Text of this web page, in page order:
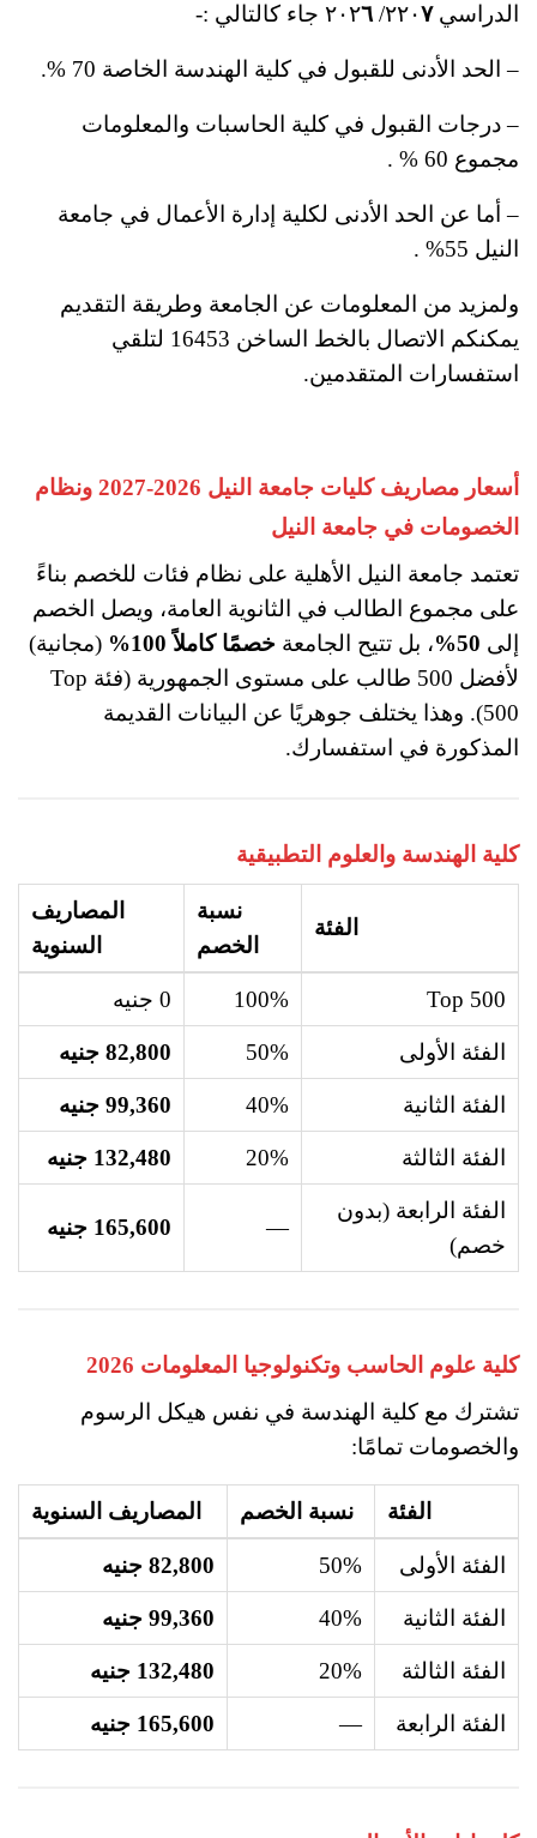
الدراسي ٢٢٠٧ / ٢٠٢ ٦ جاء كالتالي :-
– الحد الأدنى للقبول في كلية الهندسة الخاصة 70 %؜.
– درجات القبول في كلية الحاسبات والمعلومات
مجموع 60 %؜ .
– أما عن الحد الأدنى لكلية إدارة الأعمال في جامعة
النيل 55%؜ .
ولمزيد من المعلومات عن الجامعة وطريقة التقديم
يمكنكم الاتصال بالخط الساخن 16453 ؜لتلقي
استفسارات المتقدمين.
أسعار مصاريف كليات جامعة النيل 2026-2027 ونظام
الخصومات في جامعة النيل
تعتمد جامعة النيل الأهلية على نظام فئات للخصم بناءً
على مجموع الطالب في الثانوية العامة، ويصل الخصم
إلى 50% ، بل تتيح الجامعة خصمًا كاملاً 100%
(مجانية)
لأفضل 500 طالب على مستوى الجمهورية (فئة Top
500). وهذا يختلف جوهريًا عن البيانات القديمة
المذكورة في استفسارك.
كلية الهندسة والعلوم التطبيقية
الفئة
نسبة
الخصم
المصاريف
السنوية
Top 500
100% 0 جنيه
الفئة الأولى 50% 82,800 جنيه
الفئة الثانية 40% 99,360 جنيه
الفئة الثالثة 20% 132,480 جنيه
الفئة الرابعة (بدون
خصم)
— 165,600 جنيه
كلية علوم الحاسب وتكنولوجيا المعلومات 2026
تشترك مع كلية الهندسة في نفس هيكل الرسوم
والخصومات تمامًا:
الفئة نسبة الخصم المصاريف السنوية
الفئة الأولى 50% 82,800 جنيه
الفئة الثانية 40% 99,360 جنيه
الفئة الثالثة 20% 132,480 جنيه
الفئة الرابعة — 165,600 جنيه